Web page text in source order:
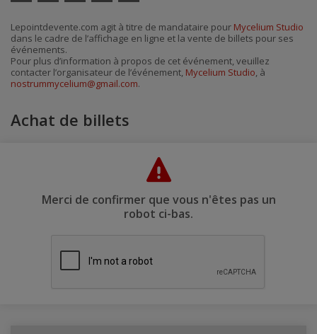
courriel
Lepointdevente.com agit à titre de mandataire pour Mycelium Studio
dans le cadre de l’affichage en ligne et la vente de billets pour ses
événements.
Pour plus d’information à propos de cet événement, veuillez
contacter l’organisateur de l’événement, Mycelium Studio, à
nostrummycelium@gmail.com.
Achat de billets
Merci de confirmer que vous n'êtes pas un
robot ci-bas.